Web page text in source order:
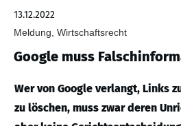
13.12.2022
Meldung, Wirtschaftsrecht
Google muss
Wer von Google verlangt, Links
zu löschen, muss zwar deren